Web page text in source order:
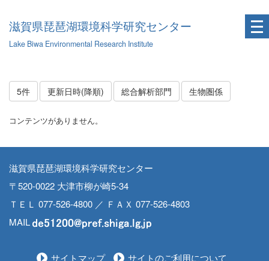
滋賀県琵琶湖環境科学研究センター
Lake Biwa Environmental Research Institute
5件 更新日時(降順) 総合解析部門 生物圏係
コンテンツがありません。
滋賀県琵琶湖環境科学研究センター
〒520-0022 大津市柳が崎5-34
ＴＥＬ 077-526-4800 ／ ＦＡＸ 077-526-4803
MAIL
サイトマップ サイトのご利用について